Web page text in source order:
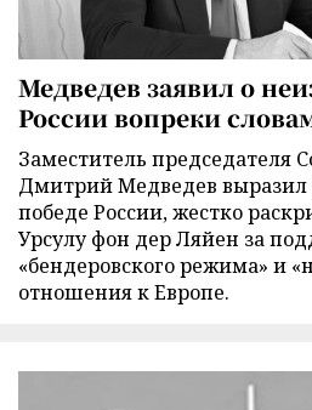
Медведев заявил о
России вопреки
Заместитель председателя
Дмитрий Медведев выразил
победе России, жестко
Урсулу фон дер Ляйен за
«бендеровского режима» и
отношения к Европе.